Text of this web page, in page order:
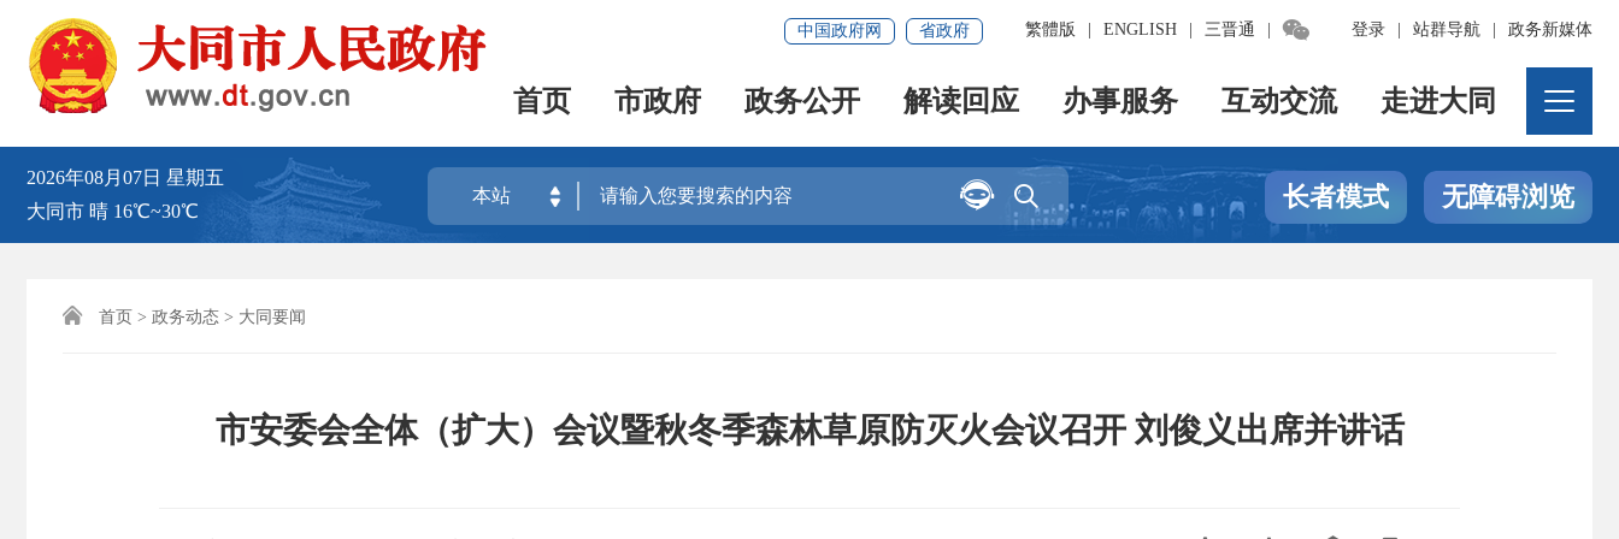
登录 站群导航 政务新媒体
繁體版 ENGLISH 三晋通 
中国政府网 省政府
首页 市政府 政务公开 解读回应 办事服务 互动交流 走进大同
2026年08月07日 星期五
大同市 晴 16℃~30℃
本站 
 长者模式 无障碍浏览
 首页 > 政务动态 > 大同要闻
市安委会全体（扩大）会议暨秋冬季森林草原防灭火会议召开 刘俊义出席并讲话